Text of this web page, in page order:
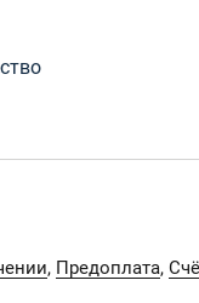
, Предоплата,